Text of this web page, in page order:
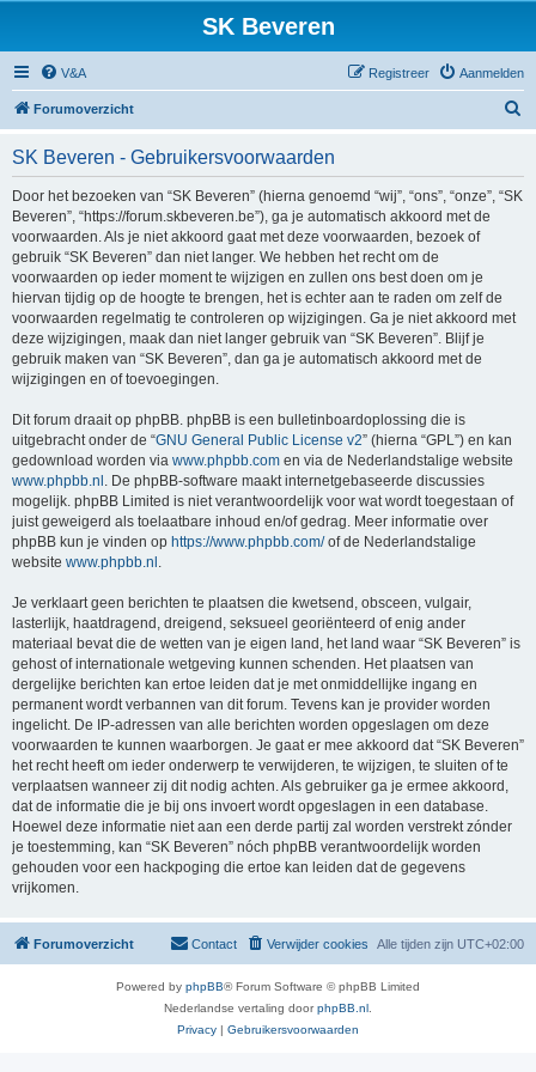
SK Beveren
V&A Aanmelden
Registreer
Forumoverzicht
SK Beveren - Gebruikersvoorwaarden
Door het bezoeken van “SK Beveren” (hierna genoemd “wij”, “ons”, “onze”, “SK
Beveren”, “https://forum.skbeveren.be”), ga je automatisch akkoord met de
voorwaarden. Als je niet akkoord gaat met deze voorwaarden, bezoek of
gebruik “SK Beveren” dan niet langer. We hebben het recht om de
voorwaarden op ieder moment te wijzigen en zullen ons best doen om je
hiervan tijdig op de hoogte te brengen, het is echter aan te raden om zelf de
voorwaarden regelmatig te controleren op wijzigingen. Ga je niet akkoord met
deze wijzigingen, maak dan niet langer gebruik van “SK Beveren”. Blijf je
gebruik maken van “SK Beveren”, dan ga je automatisch akkoord met de
wijzigingen en of toevoegingen.
Dit forum draait op phpBB. phpBB is een bulletinboardoplossing die is
uitgebracht onder de “GNU General Public License v2” (hierna “GPL”) en kan
gedownload worden via www.phpbb.com en via de Nederlandstalige website
www.phpbb.nl . De phpBB-software maakt internetgebaseerde discussies
mogelijk. phpBB Limited is niet verantwoordelijk voor wat wordt toegestaan of
juist geweigerd als toelaatbare inhoud en/of gedrag. Meer informatie over
phpBB kun je vinden op https://www.phpbb.com/of de Nederlandstalige
website www.phpbb.nl .
Je verklaart geen berichten te plaatsen die kwetsend, obsceen, vulgair,
lasterlijk, haatdragend, dreigend, seksueel georiënteerd of enig ander
materiaal bevat die de wetten van je eigen land, het land waar “SK Beveren” is
gehost of internationale wetgeving kunnen schenden. Het plaatsen van
dergelijke berichten kan ertoe leiden dat je met onmiddellijke ingang en
permanent wordt verbannen van dit forum. Tevens kan je provider worden
ingelicht. De IP-adressen van alle berichten worden opgeslagen om deze
voorwaarden te kunnen waarborgen. Je gaat er mee akkoord dat “SK Beveren”
het recht heeft om ieder onderwerp te verwijderen, te wijzigen, te sluiten of te
verplaatsen wanneer zij dit nodig achten. Als gebruiker ga je ermee akkoord,
dat de informatie die je bij ons invoert wordt opgeslagen in een database.
Hoewel deze informatie niet aan een derde partij zal worden verstrekt zónder
je toestemming, kan “SK Beveren” nóch phpBB verantwoordelijk worden
gehouden voor een hackpoging die ertoe kan leiden dat de gegevens
vrijkomen.
Forumoverzicht Alle tijden zijn UTC+02:00
Verwijder cookies
Contact
Powered by phpBB® Forum Software © phpBB Limited
Nederlandse vertaling doorphpBB.nl
Privacy | Gebruikersvoorwaarden